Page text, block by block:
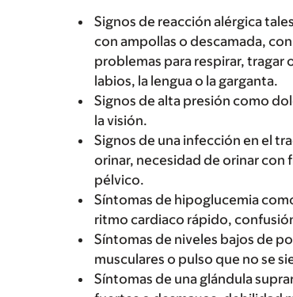
Signos de reacción alérgica
con ampollas o descamada,
problemas para respirar, tragar
labios, la lengua o la garganta.
Signos de alta presión como
la visión.
Signos de una infección en el
orinar, necesidad de orinar
pélvico.
Síntomas de hipoglucemia
ritmo cardiaco rápido,
Síntomas de niveles bajos de
musculares o pulso que no se
Síntomas de una glándula